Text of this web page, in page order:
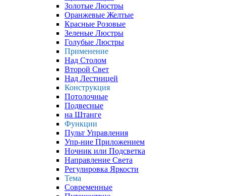
Золотые Люстры
Оранжевые Желтые
Красные Розовые
Зеленые Люстры
Голубые Люстры
Применение
Над Столом
Второй Свет
Над Лестницей
Конструкция
Потолочные
Подвесные
на Штанге
Функции
Пульт Управления
Упр-ние Приложением
Ночник или Подсветка
Направление Света
Регулировка Яркости
Тема
Современные